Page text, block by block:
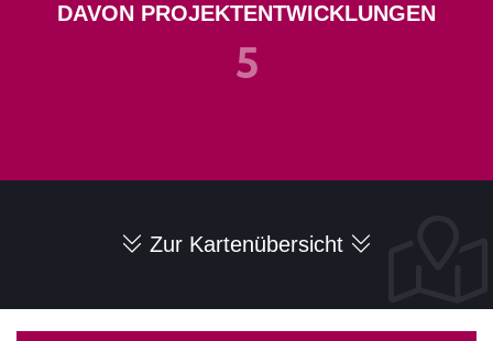
STARTSEITE
ANKAUF
DAVON PROJEKTENTWICKLUNGEN
5
Zur Kartenübersicht